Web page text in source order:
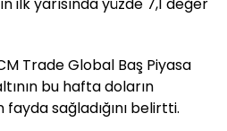
Trade Global Baş Piyasa
bu hafta doların
sağladığını belirtti.